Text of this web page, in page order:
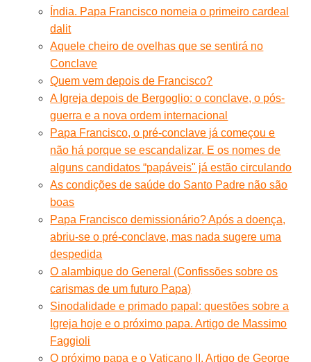
Índia. Papa Francisco nomeia o primeiro cardeal
dalit
Aquele cheiro de ovelhas que se sentirá no
Conclave
Quem vem depois de Francisco?
A Igreja depois de Bergoglio: o conclave, o pós-
guerra e a nova ordem internacional
Papa Francisco, o pré-conclave já começou e
não há porque se escandalizar. E os nomes de
alguns candidatos “papáveis" já estão circulando
As condições de saúde do Santo Padre não são
boas
Papa Francisco demissionário? Após a doença,
abriu-se o pré-conclave, mas nada sugere uma
despedida
O alambique do General (Confissões sobre os
carismas de um futuro Papa)
Sinodalidade e primado papal: questões sobre a
Igreja hoje e o próximo papa. Artigo de Massimo
Faggioli
O próximo papa e o Vaticano II. Artigo de George